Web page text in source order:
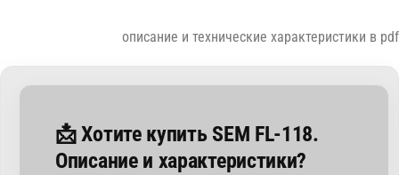
описание и технические характеристики в pdf
📩 Хотите купить SEM FL-118.
Описание и характеристики?